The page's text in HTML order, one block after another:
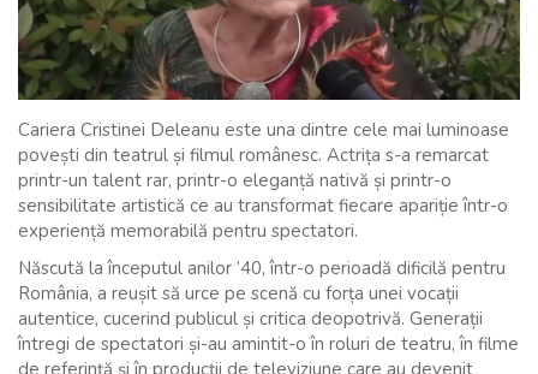
Cariera Cristinei Deleanu este una dintre cele mai luminoase
povești din teatrul și filmul românesc. Actrița s-a remarcat
printr-un talent rar, printr-o eleganță nativă și printr-o
sensibilitate artistică ce au transformat fiecare apariție într-o
experiență memorabilă pentru spectatori.
Născută la începutul anilor ’40, într-o perioadă dificilă pentru
România, a reușit să urce pe scenă cu forța unei vocații
autentice, cucerind publicul și critica deopotrivă. Generații
întregi de spectatori și-au amintit-o în roluri de teatru, în filme